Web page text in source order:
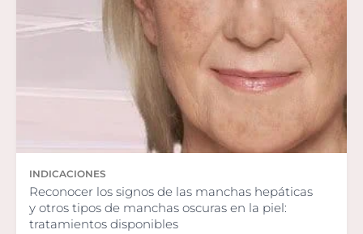
INDICACIONES
Reconocer los signos de las manchas hepáticas
y otros tipos de manchas oscuras en la piel:
tratamientos disponibles